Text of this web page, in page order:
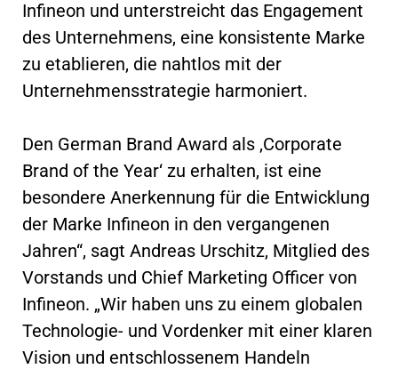
Infineon und unterstreicht das Engagement
des Unternehmens, eine konsistente Marke
zu etablieren, die nahtlos mit der
Unternehmensstrategie harmoniert.
Den German Brand Award als ‚Corporate
Brand of the Year‘ zu erhalten, ist eine
besondere Anerkennung für die Entwicklung
der Marke Infineon in den vergangenen
Jahren“, sagt Andreas Urschitz, Mitglied des
Vorstands und Chief Marketing Officer von
Infineon. „Wir haben uns zu einem globalen
Technologie- und Vordenker mit einer klaren
Vision und entschlossenem Handeln